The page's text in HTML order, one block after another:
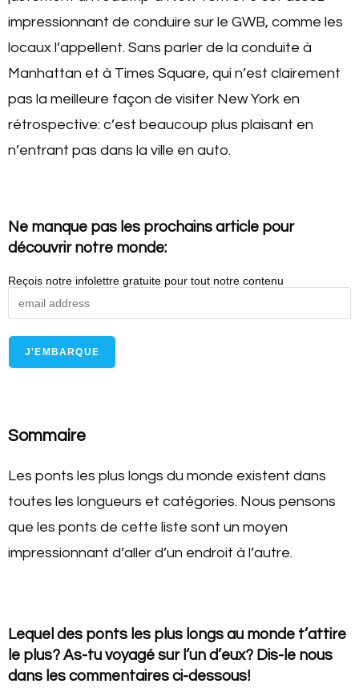
impressionnant de conduire sur le GWB, comme les
locaux l’appellent. Sans parler de la conduite à
Manhattan et à Times Square, qui n’est clairement
pas la meilleure façon de visiter New York en
rétrospective: c’est beaucoup plus plaisant en
n’entrant pas dans la ville en auto.
Ne manque pas les prochains article pour
découvrir notre monde:
Reçois notre infolettre gratuite pour tout notre contenu
Sommaire
Les ponts les plus longs du monde existent dans
toutes les longueurs et catégories. Nous pensons
que les ponts de cette liste sont un moyen
impressionnant d’aller d’un endroit à l’autre.
Lequel des ponts les plus longs au monde t’attire
le plus? As-tu voyagé sur l’un d’eux? Dis-le nous
dans les commentaires ci-dessous!